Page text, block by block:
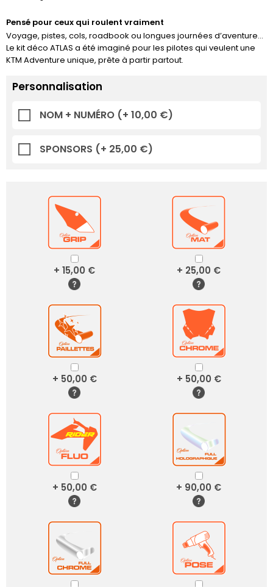
Pensé pour ceux qui roulent vraiment
Voyage, pistes, cols, roadbook ou longues journées d’aventure…
Le kit déco ATLAS a été imaginé pour les pilotes qui veulent une
KTM Adventure unique, prête à partir partout.
Personnalisation
NOM + NUMÉRO (+ 10,00 €)
SPONSORS (+ 25,00 €)
+ 15,00 € + 25,00 €
+ 50,00 € + 50,00 €
+ 50,00 € + 90,00 €